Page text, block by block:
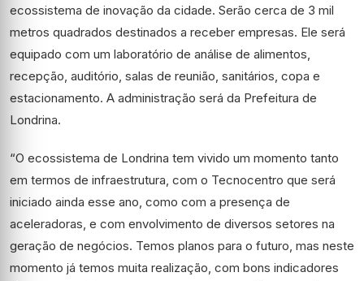
ecossistema de inovação da cidade. Serão cerca de 3 mil
metros quadrados destinados a receber empresas. Ele será
equipado com um laboratório de análise de alimentos,
recepção, auditório, salas de reunião, sanitários, copa e
estacionamento. A administração será da Prefeitura de
Londrina.
“O ecossistema de Londrina tem vivido um momento tanto
em termos de infraestrutura, com o Tecnocentro que será
iniciado ainda esse ano, como com a presença de
aceleradoras, e com envolvimento de diversos setores na
geração de negócios. Temos planos para o futuro, mas neste
momento já temos muita realização, com bons indicadores